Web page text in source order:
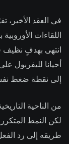
في العقد
انتهى بهدفٍ نظيف
أحيانا لليفربول
إلى نقطة ضغط
من الناحية
لكن النمط
طريقه إلى رد